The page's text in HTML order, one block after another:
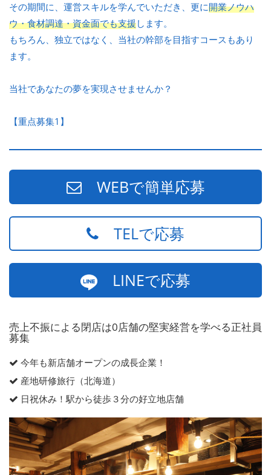
その期間に、運営スキルを学んでいただき、更に開業ノウハ
ウ・食材調達・資金面でも支援します。
もちろん、独立ではなく、当社の幹部を目指すコースもあり
ます。
当社であなたの夢を実現させませんか？
【重点募集1】
WEBで簡単応募
TELで応募
LINEで応募
売上不振による閉店は0店舗の堅実経営を学べる正社員
募集
今年も新店舗オープンの成長企業！
産地研修旅行（北海道）
日祝休み！駅から徒歩３分の好立地店舗